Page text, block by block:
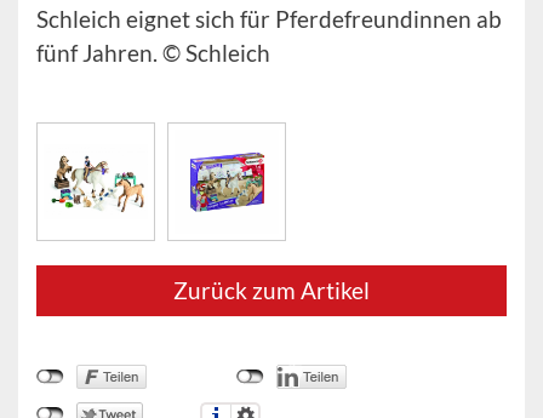
Schleich eignet sich für Pferdefreundinnen ab
fünf Jahren. © Schleich
Zurück zum Artikel